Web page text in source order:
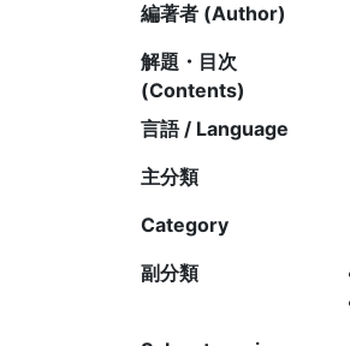
編著者 (Author)
解題・目次
(Contents)
言語 / Language
主分類
Category
副分類